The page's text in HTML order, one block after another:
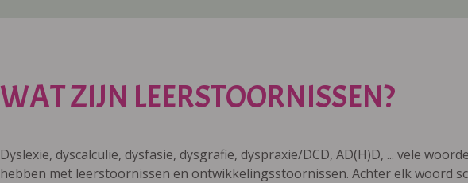
WAT ZIJN LEERSTOORNISSEN?
Dyslexie, dyscalculie, dysfasie, dysgrafie, dyspraxie/DCD, AD(H)D, ... vele
hebben met leerstoornissen en ontwikkelingsstoornissen. Achter elk woord